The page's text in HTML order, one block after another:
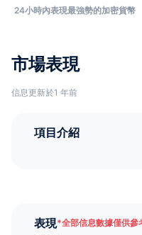
市場表現
信息更新於1 年前
項目介紹
表現*全部信息數據僅供參
24小時內表現最強勢的加密貨幣